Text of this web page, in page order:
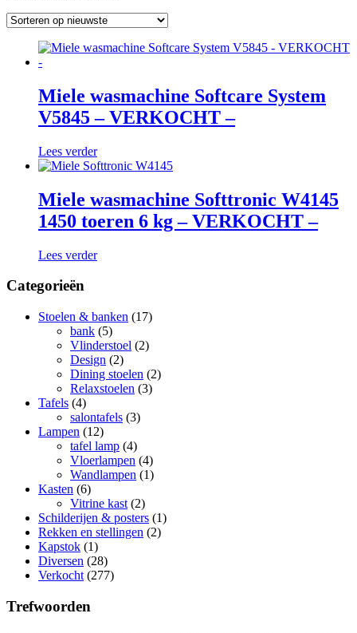
nieuwste
Miele wasmachine Softcare System
V5845 – VERKOCHT –
Lees verder
Miele wasmachine Softtronic W4145
1450 toeren 6 kg – VERKOCHT –
Lees verder
Categorieën
Stoelen & banken (17)
bank (5)
Vlinderstoel (2)
Design (2)
Dining stoelen (2)
Relaxstoelen (3)
Tafels (4)
salontafels (3)
Lampen (12)
tafel lamp (4)
Vloerlampen (4)
Wandlampen (1)
Kasten (6)
Vitrine kast (2)
Schilderijen & posters (1)
Rekken en stellingen (2)
Kapstok (1)
Diversen (28)
Verkocht (277)
Trefwoorden